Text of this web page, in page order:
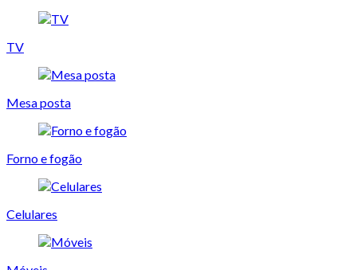
TV
Mesa posta
Forno e fogão
Celulares